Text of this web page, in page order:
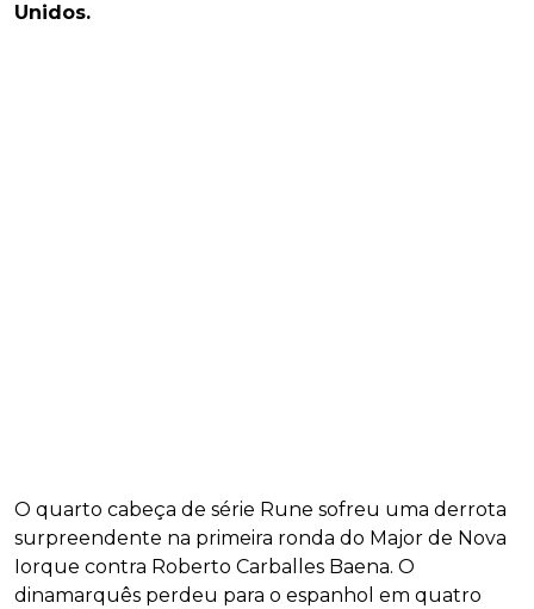
Unidos.
O quarto cabeça de série Rune sofreu uma derrota
surpreendente na primeira ronda do Major de Nova
Iorque contra Roberto Carballes Baena. O
dinamarquês perdeu para o espanhol em quatro